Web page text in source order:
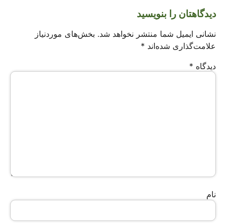
دیدگاهتان را بنویسید
نشانی ایمیل شما منتشر نخواهد شد. بخش‌های موردنیاز
علامت‌گذاری شده‌اند *
دیدگاه *
نام